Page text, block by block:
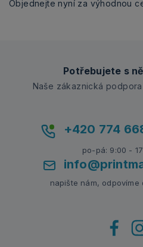
Objednejte nyní za výhodnou
Potřebujete s
Naše zákaznická
+420 774
po-pá: 9:00 -
napište nám, odpovíme